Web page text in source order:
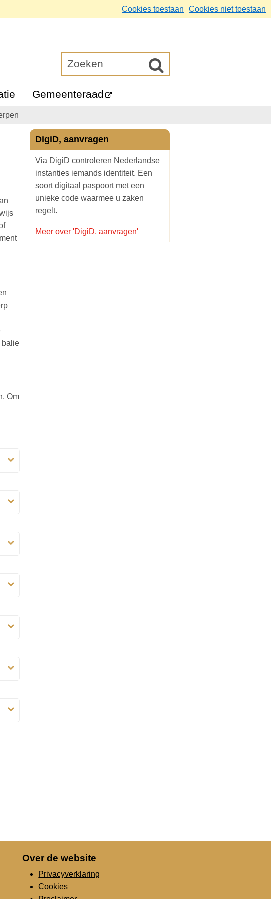
Cookies toestaan Cookies niet toestaan
Gemeenteraad
balie
Om
DigiD, aanvragen
Via DigiD controleren Nederlandse
instanties iemands identiteit. Een
soort digitaal paspoort met een
unieke code waarmee u zaken
regelt.
Meer over 'DigiD, aanvragen'
Over de website
Privacyverklaring
Cookies